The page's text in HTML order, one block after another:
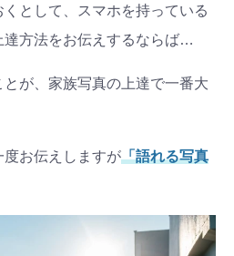
として、スマホを持っている
達方法をお伝えするならば…
とが、家族写真の上達で一番大
お伝えしますが「語れる写真